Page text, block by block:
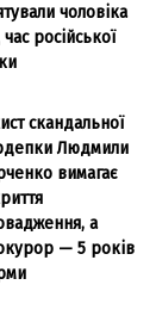
чоловіка
час російської
скандальної
Людмили
вимагає
а
— 5 років